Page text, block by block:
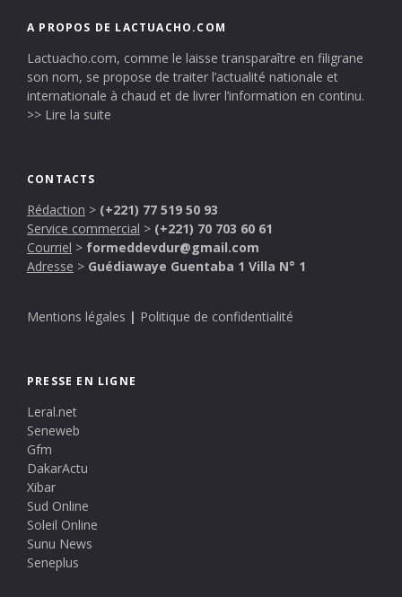
A PROPOS DE LACTUACHO.COM
Lactuacho.com, comme le laisse transparaître en filigrane
son nom, se propose de traiter l’actualité nationale et
internationale à chaud et de livrer l’information en continu.
>> Lire la suite
CONTACTS
Rédaction > (+221) 77 519 50 93
Service commercial > (+221) 70 703 60 61
Courriel > formeddevdur@gmail.com
Adresse > Guédiawaye Guentaba 1 Villa N° 1
Mentions légales | Politique de confidentialité
PRESSE EN LIGNE
Leral.net
Seneweb
Gfm
DakarActu
Xibar
Sud Online
Soleil Online
Sunu News
Seneplus